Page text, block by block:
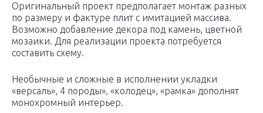
Оригинальный проект предполагает монтаж разных
по размеру и фактуре плит с имитацией массива.
Возможно добавление декора под камень, цветной
мозаики. Для реализации проекта потребуется
составить схему.
Необычные и сложные в исполнении укладки
«версаль», 4 породы», «колодец», «рамка» дополнят
монохромный интерьер.